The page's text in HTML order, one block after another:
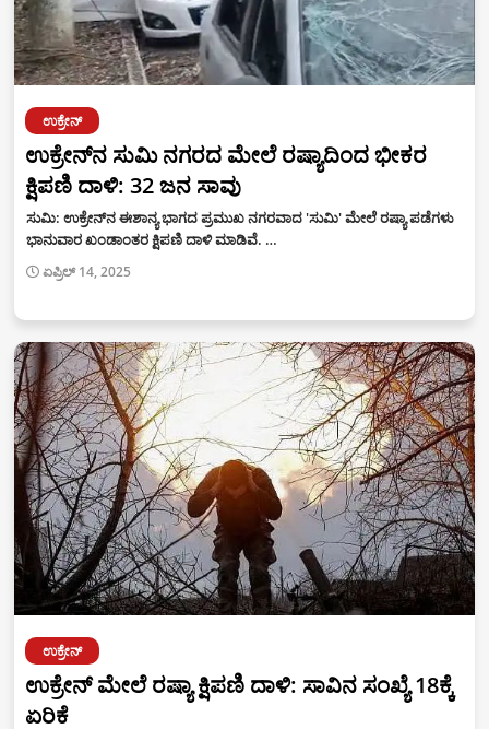
ಉಕ್ರೇನ್
ಉಕ್ರೇನ್‌ನ ಸುಮಿ ನಗರದ ಮೇಲೆ ರಷ್ಯಾದಿಂದ ಭೀಕರ
ಕ್ಷಿಪಣಿ ದಾಳಿ: 32 ಜನ ಸಾವು
ಸುಮಿ: ಉಕ್ರೇನ್‌ನ ಈಶಾನ್ಯ ಭಾಗದ ಪ್ರಮುಖ ನಗರವಾದ 'ಸುಮಿ' ಮೇಲೆ ರಷ್ಯಾ ಪಡೆಗಳು
ಭಾನುವಾರ ಖಂಡಾಂತರ ಕ್ಷಿಪಣಿ ದಾಳಿ ಮಾಡಿವೆ. …
ಏಪ್ರಿಲ್ 14, 2025
ಉಕ್ರೇನ್
ಉಕ್ರೇನ್ ಮೇಲೆ ರಷ್ಯಾ ಕ್ಷಿಪಣಿ ದಾಳಿ: ಸಾವಿನ ಸಂಖ್ಯೆ 18ಕ್ಕೆ
ಏರಿಕೆ